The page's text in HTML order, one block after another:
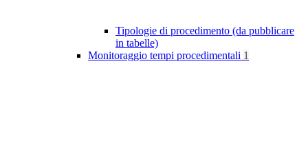
Tipologie di procedimento (da pubblicare
in tabelle)
Monitoraggio tempi procedimentali 1